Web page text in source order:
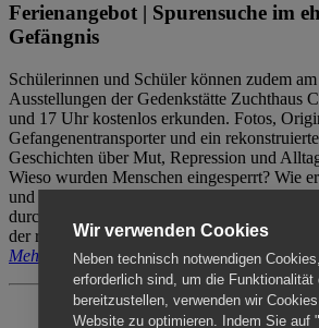
Ferienangebot | Spurensuche im
Gefängnis
Schülerinnen und Schüler können zudem
Ausstellungen der Gedenkstätte Zuchthaus
und 17 Uhr kostenlos erkunden. Fotos,
Gefangenentransporter und ein
Geschichten über Mut, Repression und
Wieso wurden Menschen eingesperrt? Wie
und nach der Haft? Der Besuch erfolgt
durch das Menschenrechtszentrum Cottbus.
der reguläre Eintritt (8€ / ermäßigt 5€).
Mehr erfahren
Wir verwenden Cookies
Neben technisch notwendigen
erforderlich sind, um die Funktionalität
bereitzustellen, verwenden wir
Website zu optimieren. Indem Sie auf